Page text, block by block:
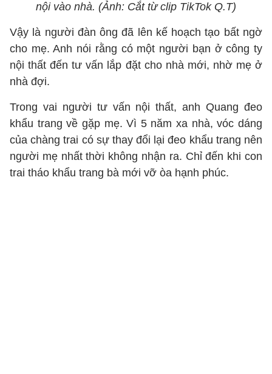
nội vào nhà. (Ảnh: Cắt từ clip TikTok Q.T)
Vậy là người đàn ông đã lên kế hoạch tạo bất ngờ
cho mẹ. Anh nói rằng có một người bạn ở công ty
nội thất đến tư vấn lắp đặt cho nhà mới, nhờ mẹ ở
nhà đợi.
Trong vai người tư vấn nội thất, anh Quang đeo
khẩu trang về gặp mẹ. Vì 5 năm xa nhà, vóc dáng
của chàng trai có sự thay đổi lại đeo khẩu trang nên
người mẹ nhất thời không nhận ra. Chỉ đến khi con
trai tháo khẩu trang bà mới vỡ òa hạnh phúc.